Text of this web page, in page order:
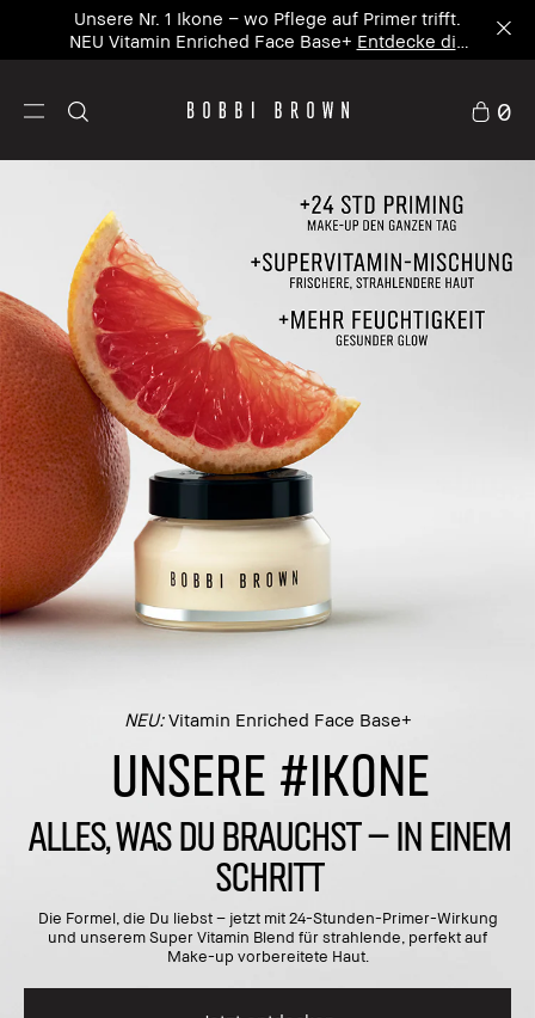
Unsere Nr. 1 Ikone – wo Pflege auf Primer trifft.
NEU Vitamin Enriched Face Base+ Entdecke die
neue Ikone
0
NEU:Vitamin Enriched Face Base+
UNSERE #IKONE
ALLES, WAS DU BRAUCHST – IN EINEM
SCHRITT
Die Formel, die Du liebst – jetzt mit 24-Stunden-Primer-Wirkung
und unserem Super Vitamin Blend für strahlende, perfekt auf
Make-up vorbereitete Haut.